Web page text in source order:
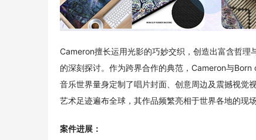
Cameron擅长运用光影的巧妙交织，创造出富含哲
的深刻探讨。作为跨界合作的典范，Cameron与
音乐世界量身定制了唱片封面、创意周边及震撼视觉
艺术足迹遍布全球，其作品频繁亮相于世界各地的现
案件进展：